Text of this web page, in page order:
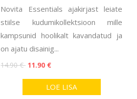
Novita Essentials ajakirjast leiate
stiilse kudumikollektsioon mille
kampsunid hoolikalt kavandatud ja
on ajatu disainig...
14.90 € 11.90 €
LOE LISA